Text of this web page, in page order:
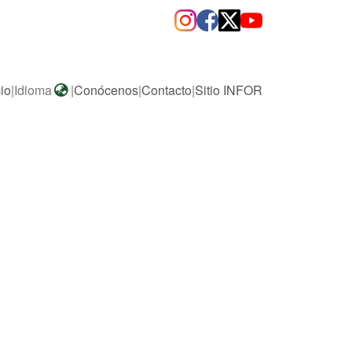
|Idioma |Conócenos|Contacto|Sitio INFOR